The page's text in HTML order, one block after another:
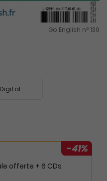
Go English n° 139
Digital
-41%
offerte + 6 CDs